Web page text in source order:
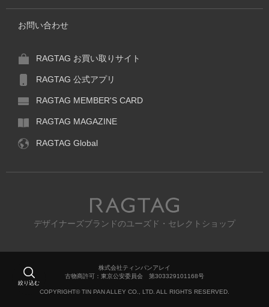
絞り込む
お問い合わせ
RAGTAG お買い取りサイト
RAGTAG 公式アプリ
RAGTAG MEMBER'S CARD
RAGTAG MAGAZINE
RAGTAG Global
RAGTAG
デザイナーズブランドのユーズド・セレクトショップ
株式会社ティンパンアレイ
古物商許可：東京公安委員会 第303329101168号
COPYRIGHT© TIN PAN ALLEY CO., LTD. ALL RIGHTS RESERVED.